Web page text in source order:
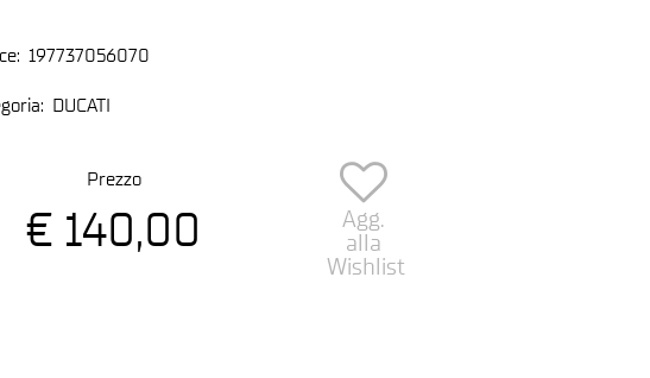
197737056070
DUCATI
Prezzo
€ 140,00
Agg.
alla
Wishlist